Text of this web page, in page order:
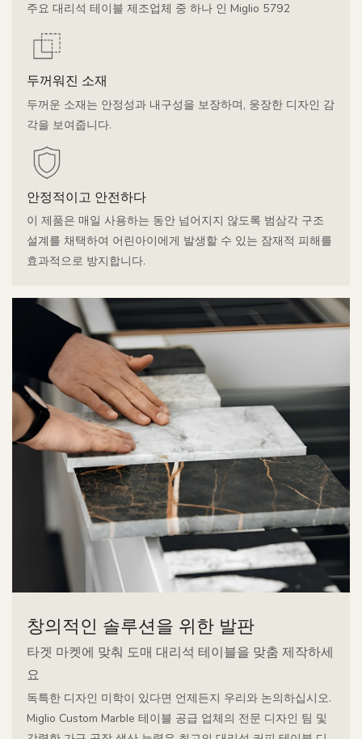
주요 대리석 테이블 제조업체 중 하나 인 Miglio 5792
두꺼워진 소재
두꺼운 소재는 안정성과 내구성을 보장하며, 웅장한 디자인 감
각을 보여줍니다.
안정적이고 안전하다
이 제품은 매일 사용하는 동안 넘어지지 않도록 범삼각 구조
설계를 채택하여 어린아이에게 발생할 수 있는 잠재적 피해를
효과적으로 방지합니다.
창의적인 솔루션을 위한 발판
타겟 마켓에 맞춰 도매 대리석 테이블을 맞춤 제작하세
요
독특한 디자인 미학이 있다면 언제든지 우리와 논의하십시오.
Miglio Custom Marble 테이블 공급 업체의 전문 디자인 팀 및